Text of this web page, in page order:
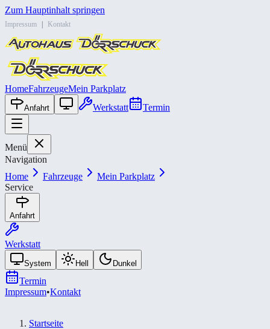
Zum Hauptinhalt springen
Impressum Kontakt
HomeFahrzeugeMein Parkplatz
Anfahrt Werkstatt Termin
Menü
Navigation
Home
Fahrzeuge
Mein Parkplatz
Service
Anfahrt
Werkstatt
System Hell Dunkel
Termin
Impressum•Kontakt
Startseite